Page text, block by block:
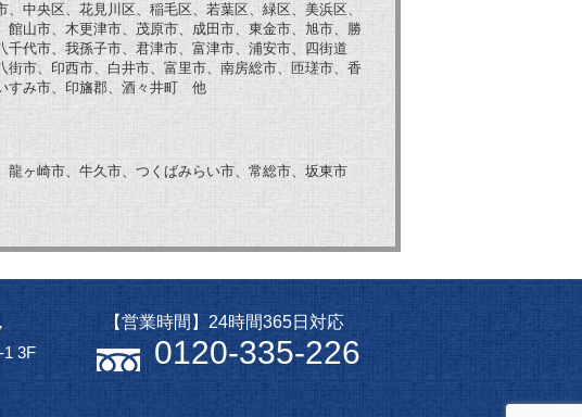
、中央区、花見川区、稲毛区、若葉区、緑区、美浜区、
館山市、木更津市、茂原市、成田市、東金市、旭市、勝
千代市、我孫子市、君津市、富津市、浦安市、四街道
街市、印西市、白井市、富里市、南房総市、匝瑳市、香
すみ市、印旛郡、酒々井町 他
龍ヶ崎市、牛久市、つくばみらい市、常総市、坂東市
3F
【営業時間】24時間365日対応
0120-335-226